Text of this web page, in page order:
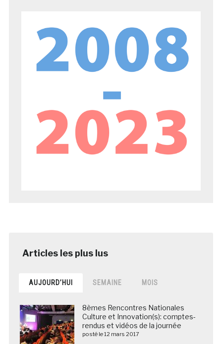
AUJOURD’HUI SEMAINE MOIS
8èmes Rencontres Nationales
Culture et Innovation(s): comptes-
rendus et vidéos de la journée
posté le 12 mars 2017